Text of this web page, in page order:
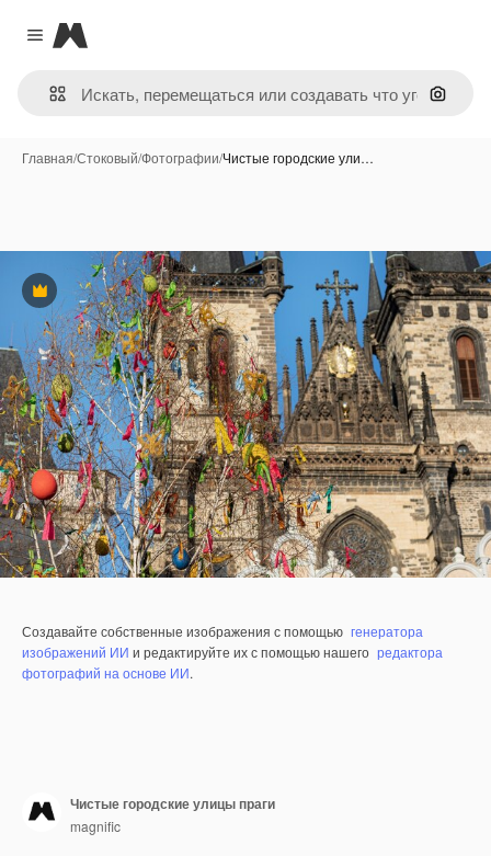
Close menu
Magnific
Поиск
Главная/Стоковый/Фотографии/Чистые городские ули…
Премиум
Создавайте собственные изображения с помощью генератора
изображений ИИ и редактируйте их с помощью нашего редактора
фотографий на основе ИИ.
Чистые городские улицы праги
magnific